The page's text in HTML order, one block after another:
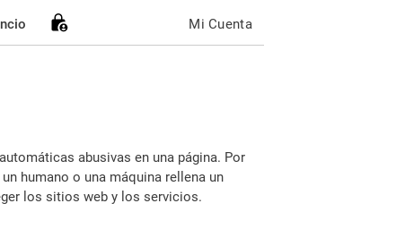
Mi Cuenta
abusivas en una página. Por
humano o una máquina rellena un
los sitios web y los servicios.